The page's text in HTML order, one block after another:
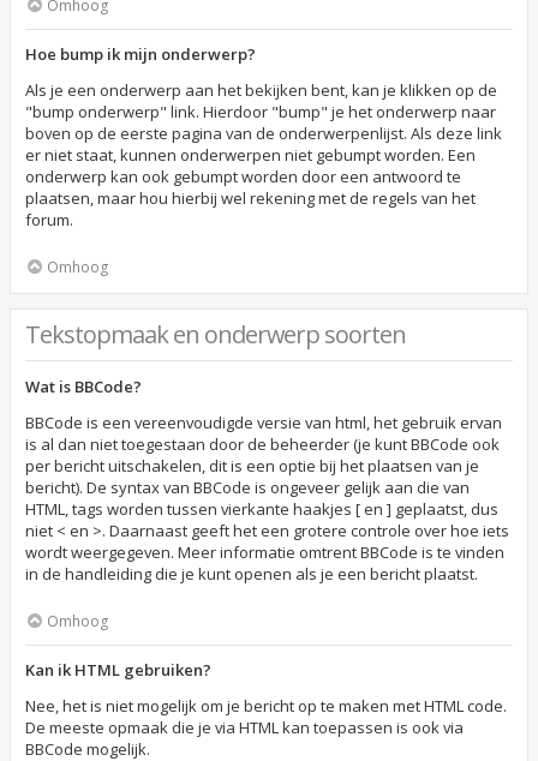
Omhoog
Hoe bump ik mijn onderwerp?
Als je een onderwerp aan het bekijken bent, kan je klikken op de
"bump onderwerp" link. Hierdoor "bump" je het onderwerp naar
boven op de eerste pagina van de onderwerpenlijst. Als deze link
er niet staat, kunnen onderwerpen niet gebumpt worden. Een
onderwerp kan ook gebumpt worden door een antwoord te
plaatsen, maar hou hierbij wel rekening met de regels van het
forum.
Omhoog
Tekstopmaak en onderwerp soorten
Wat is BBCode?
BBCode is een vereenvoudigde versie van html, het gebruik ervan
is al dan niet toegestaan door de beheerder (je kunt BBCode ook
per bericht uitschakelen, dit is een optie bij het plaatsen van je
bericht). De syntax van BBCode is ongeveer gelijk aan die van
HTML, tags worden tussen vierkante haakjes [ en ] geplaatst, dus
niet < en >. Daarnaast geeft het een grotere controle over hoe iets
wordt weergegeven. Meer informatie omtrent BBCode is te vinden
in de handleiding die je kunt openen als je een bericht plaatst.
Omhoog
Kan ik HTML gebruiken?
Nee, het is niet mogelijk om je bericht op te maken met HTML code.
De meeste opmaak die je via HTML kan toepassen is ook via
BBCode mogelijk.